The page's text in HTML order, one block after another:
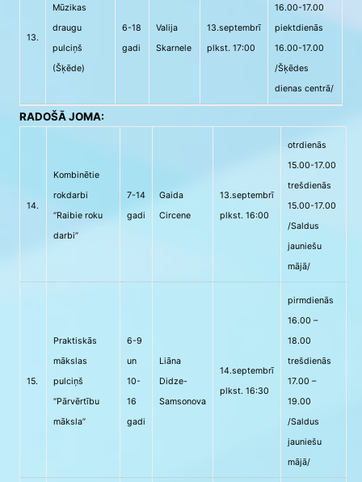
13.
Mūzikas
draugu
pulciņš
(Šķēde)
6-18
gadi
Valija
Skarnele
13.septembrī
plkst. 17:00
16.00-17.00
piektdienās
16.00-17.00
/Šķēdes
dienas centrā/
RADOŠĀ JOMA:
14.
Kombinētie
rokdarbi
“Raibie roku
darbi”
7-14
gadi
Gaida
Circene
13.septembrī
plkst. 16:00
otrdienās
15.00-17.00
trešdienās
15.00-17.00
/Saldus
jauniešu
mājā/
15.
Praktiskās
mākslas
pulciņš
“Pārvērtību
māksla”
6-9
un
10-
16
gadi
Liāna
Didze-
Samsonova
14.septembrī
plkst. 16:30
pirmdienās
16.00 –
18.00
trešdienās
17.00 –
19.00
/Saldus
jauniešu
mājā/